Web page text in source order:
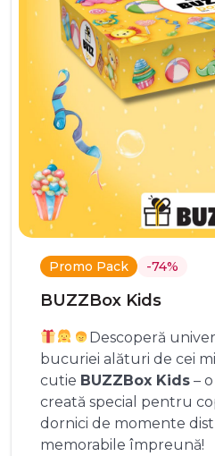
Promo Pack -74%
BUZZBox Kids
Descoperă
bucuriei alături de cei
cutie BUZZBox Kids –
creată special pentru
dornici de momente
memorabile împreună!